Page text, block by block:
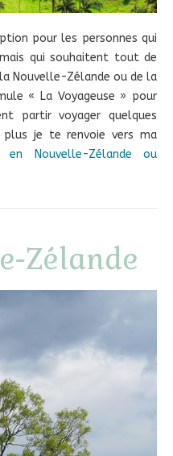
pour les personnes qui
qui souhaitent tout de
Nouvelle-Zélande ou de la
« La Voyageuse » pour
partir voyager quelques
plus je te renvoie vers ma
en Nouvelle-Zélande ou
Zélande